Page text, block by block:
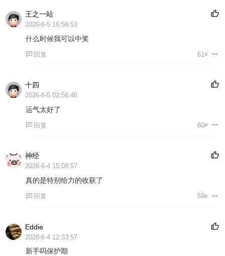
王之一站
2026-6-5 16:56:53
什么时候我可以中奖
回复 61#
十四
2026-6-5 02:56:46
运气太好了
回复 60#
神经
2026-6-4 15:08:57
真的是特别给力的收获了
回复 59#
Eddie
2026-6-4 12:33:57
新手吗保护期